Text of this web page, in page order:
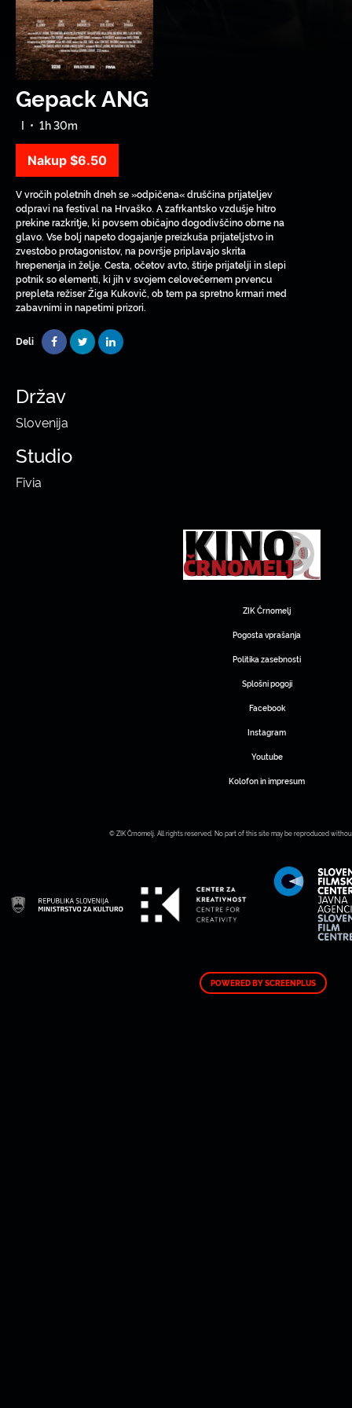
Gepack ANG
I • 1h 30m
Nakup $6.50
V vročih poletnih dneh se »odpičena« druščina prijateljev
odpravi na festival na Hrvaško. A zafrkantsko vzdušje hitro
prekine razkritje, ki povsem običajno dogodivščino obrne na
glavo. Vse bolj napeto dogajanje preizkuša prijateljstvo in
zvestobo protagonistov, na površje priplavajo skrita
hrepenenja in želje. Cesta, očetov avto, štirje prijatelji in slepi
potnik so elementi, ki jih v svojem celovečernem prvencu
prepleta režiser Žiga Kukovič, ob tem pa spretno krmari med
zabavnimi in napetimi prizori.
Deli
Držav
Slovenija
Studio
Fivia
ZIK Črnomelj
Pogosta vprašanja
Politika zasebnosti
Splošni pogoji
Facebook
Instagram
Youtube
Kolofon in impresum
© ZIK Črnomelj. All rights reserved. No part of this site may be reproduced
POWERED BY SCREENPLUS